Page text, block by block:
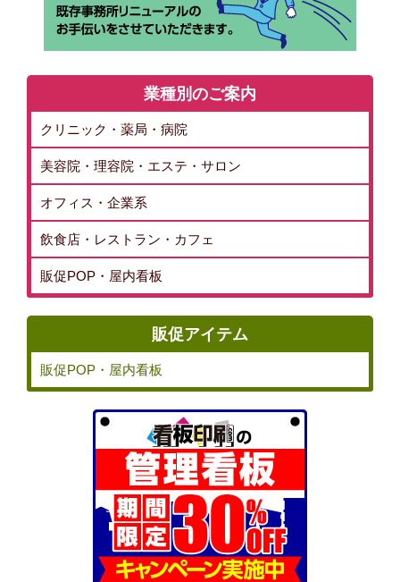
業種別のご案内
クリニック・薬局・病院
美容院・理容院・エステ・サロン
オフィス・企業系
飲食店・レストラン・カフェ
販促POP・屋内看板
販促アイテム
販促POP・屋内看板